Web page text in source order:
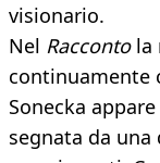
visionario.
Nel Racconto la
continuamente
Sonecka
segnata da una